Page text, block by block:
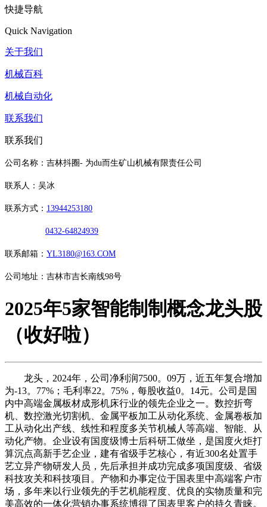
快捷导航
Quick Navigation
关于我们
机械百科
机械自动化
联系我们
联系我们
公司名称：吉林抖圈- 为du而生矿山机械有限责任公司
联系人：吴冰
联系方式： 13944253180
0432-64824939
联系邮箱： YL3180@163.COM
公司地址：吉林市吉长南线98号
2025年5家智能制制概念龙头股
（收好啦）
龙头，2024年，公司净利润7500。09万，近五年复合增加
为-13。77%；毛利率22。75%，每股收益0。14元。公司是国
内中高端金属板材成形机床行业的领先企业之一。数控折弯
机、数控激光切割机、金属平板加工从动化系统、金属卷板加
工从动化出产线、线性和程度多关节机械人等高端、智能、从
动化产物。企业设有国度级博士后科研工做坐，是国度火炬打
算沉点高新手艺企业，建有省级手艺核心，有近300名处置手
艺立异产物研发人员，先后承担并成功完成多项国度级、省级
科技攻关和科技项目。产物和办事定位于国表里中高端客户市
场，多年来以行业领先的手艺机能程度、优良的实物质量和完
美高效的一体化营销办事系统博得了国表里客户的持久青睐。